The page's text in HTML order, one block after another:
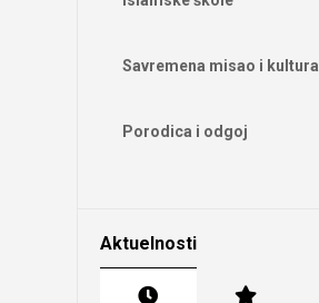
Savremena misao i kultura
Porodica i odgoj
Aktuelnosti